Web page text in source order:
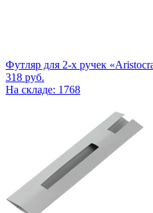
Футляр для 2-х ручек
318 руб.
На складе: 1768